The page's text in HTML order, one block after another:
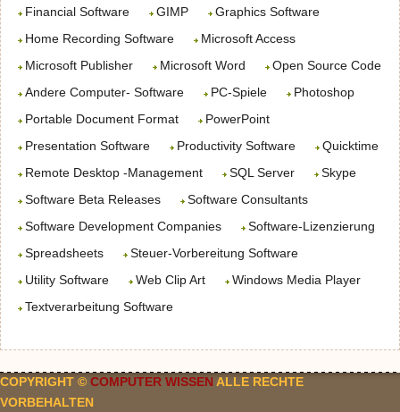
Financial Software
GIMP
Graphics Software
Home Recording Software
Microsoft Access
Microsoft Publisher
Microsoft Word
Open Source Code
Andere Computer- Software
PC-Spiele
Photoshop
Portable Document Format
PowerPoint
Presentation Software
Productivity Software
Quicktime
Remote Desktop -Management
SQL Server
Skype
Software Beta Releases
Software Consultants
Software Development Companies
Software-Lizenzierung
Spreadsheets
Steuer-Vorbereitung Software
Utility Software
Web Clip Art
Windows Media Player
Textverarbeitung Software
COPYRIGHT © COMPUTER WISSEN ALLE RECHTE
VORBEHALTEN